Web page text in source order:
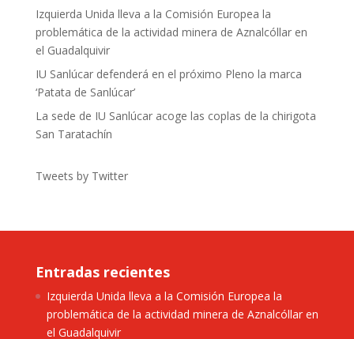
Izquierda Unida lleva a la Comisión Europea la
problemática de la actividad minera de Aznalcóllar en
el Guadalquivir
IU Sanlúcar defenderá en el próximo Pleno la marca
‘Patata de Sanlúcar’
La sede de IU Sanlúcar acoge las coplas de la chirigota
San Taratachín
Tweets by Twitter
Entradas recientes
Izquierda Unida lleva a la Comisión Europea la
problemática de la actividad minera de Aznalcóllar en
el Guadalquivir